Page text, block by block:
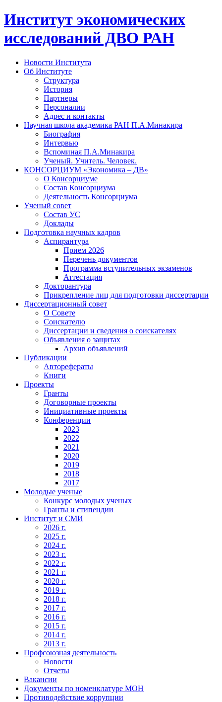
Институт экономических
исследований ДВО РАН
Новости Института
Об Институте
Структура
История
Партнеры
Персоналии
Адрес и контакты
Научная школа академика РАН П.А.Минакира
Биография
Интервью
Вспоминая П.А.Минакира
Ученый. Учитель. Человек.
КОНСОРЦИУМ «Экономика – ДВ»
О Консорциуме
Состав Консорциума
Деятельность Консорциума
Ученый совет
Состав УС
Доклады
Подготовка научных кадров
Аспирантура
Прием 2026
Перечень документов
Программа вступительных экзаменов
Аттестация
Докторантура
Прикрепление лиц для подготовки диссертации
Диссертационный совет
О Совете
Соискателю
Диссертации и сведения о соискателях
Объявления о защитах
Архив объявлений
Публикации
Авторефераты
Книги
Проекты
Гранты
Договорные проекты
Инициативные проекты
Конференции
2023
2022
2021
2020
2019
2018
2017
Молодые ученые
Конкурс молодых ученых
Гранты и стипендии
Институт и СМИ
2026 г.
2025 г.
2024 г.
2023 г.
2022 г.
2021 г.
2020 г.
2019 г.
2018 г.
2017 г.
2016 г.
2015 г.
2014 г.
2013 г.
Профсоюзная деятельность
Новости
Отчеты
Вакансии
Документы по номенклатуре МОН
Противодействие коррупции